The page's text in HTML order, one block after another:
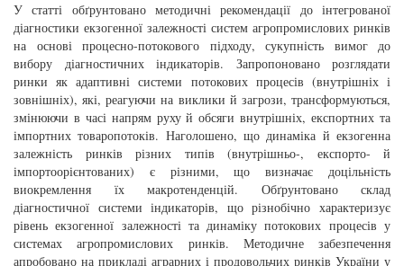
У статті обґрунтовано методичні рекомендації до інтегрованої
діагностики екзогенної залежності систем агропромислових ринків
на основі процесно-потокового підходу, сукупність вимог до
вибору діагностичних індикаторів. Запропоновано розглядати
ринки як адаптивні системи потокових процесів (внутрішніх і
зовнішніх), які, реагуючи на виклики й загрози, трансформуються,
змінюючи в часі напрям руху й обсяги внутрішніх, експортних та
імпортних товаропотоків. Наголошено, що динаміка й екзогенна
залежність ринків різних типів (внутрішньо-, експорто- й
імпортоорієнтованих) є різними, що визначає доцільність
виокремлення їх макротенденцій. Обґрунтовано склад
діагностичної системи індикаторів, що різнобічно характеризує
рівень екзогенної залежності та динаміку потокових процесів у
системах агропромислових ринків. Методичне забезпечення
апробовано на прикладі аграрних і продовольчих ринків України у